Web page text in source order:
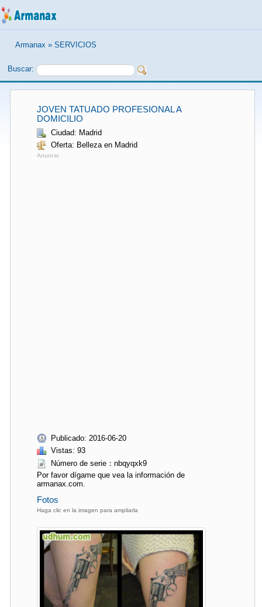
Armanax » SERVICIOS
Buscar:
JOVEN TATUADO PROFESIONAL A
DOMICILIO
Ciudad: Madrid
Oferta: Belleza en Madrid
Anuncio
Publicado: 2016-06-20
Vistas: 93
Número de serie：nbqyqxk9
Por favor dígame que vea la información de
armanax.com.
Fotos
Haga clic en la imagen para ampliarla